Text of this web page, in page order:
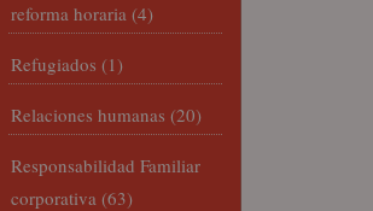
reforma horaria (4)
Refugiados (1)
Relaciones humanas (20)
Responsabilidad Familiar
corporativa (63)